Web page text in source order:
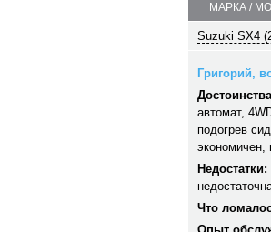
МАРКА /
Suzuki SX4
Григорий,
автомат,
подогрев
экономичен,
Недостатки:
Что